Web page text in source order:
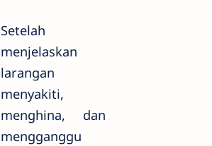
Setelah
menjelaskan
larangan
menyakiti,
menghina, dan
mengganggu